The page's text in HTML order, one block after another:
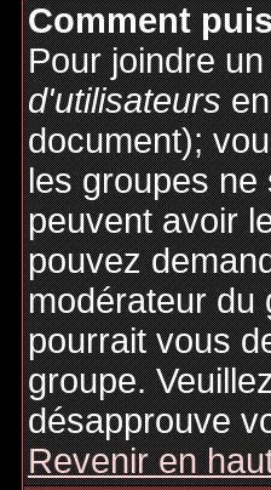
Comment
Pour joindre
d'utilisateursen
document);
les groupes
peuvent avoir
pouvez
modérateur du
pourrait vous
groupe.
désapprouve
Revenir en